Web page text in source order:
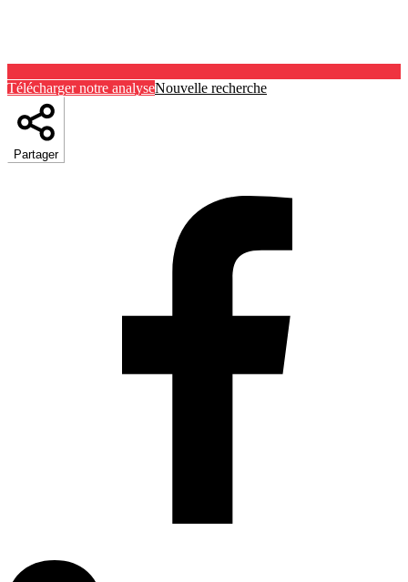
Télécharger notre analyseNouvelle recherche
Partager